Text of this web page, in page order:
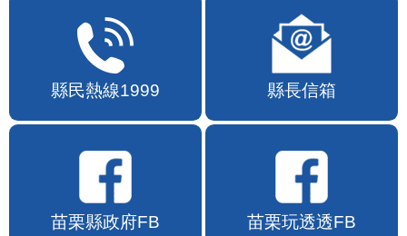
縣民熱線1999 縣長信箱
苗栗縣政府FB 苗栗玩透透FB